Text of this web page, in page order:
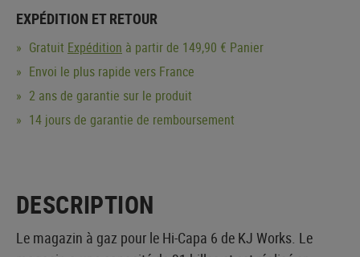
EXPÉDITION ET RETOUR
Gratuit Expédition à partir de 149,90 € Panier
Envoi le plus rapide vers France
2 ans de garantie sur le produit
14 jours de garantie de remboursement
DESCRIPTION
Le magazin à gaz pour le Hi-Capa 6 de KJ Works. Le